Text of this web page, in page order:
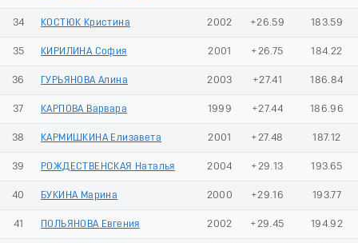
34 КОСТЮК Кристина 2002 +26.59 183.59
35 КИРИЛИНА София 2001 +26.75 184.22
36 ГУРЬЯНОВА Алина 2003 +27.41 186.84
37 КАРПОВА Варвара 1999 +27.44 186.96
38 КАРМИШКИНА Елизавета 2001 +27.48 187.12
39 РОЖДЕСТВЕНСКАЯ Наталья 2004 +29.13 193.65
40 БУКИНА Марина 2000 +29.16 193.77
41 ПОЛЬЯНОВА Евгения 2002 +29.45 194.92